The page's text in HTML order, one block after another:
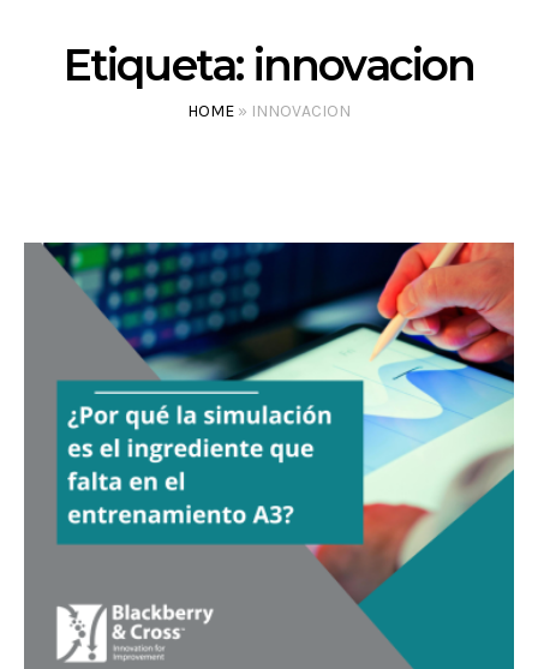
Etiqueta: innovacion
HOME » INNOVACION